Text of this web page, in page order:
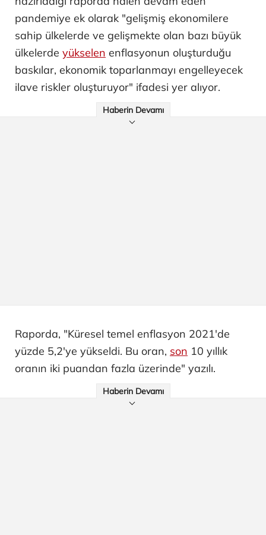
pandemiye ek olarak "gelişmiş ekonomilere
sahip ülkelerde ve gelişmekte olan bazı büyük
ülkelerde yükselen enflasyonun oluşturduğu
baskılar, ekonomik toparlanmayı engelleyecek
ilave riskler oluşturuyor" ifadesi yer alıyor.
Haberin Devamı
Raporda, "Küresel temel enflasyon 2021'de
yüzde 5,2'ye yükseldi. Bu oran, son 10 yıllık
oranın iki puandan fazla üzerinde" yazılı.
Haberin Devamı